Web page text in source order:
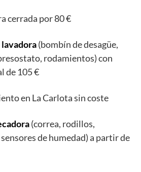
cerrada por 80 €
lavadora(bombín de desagüe,
rodamientos) con
de 105 €
en La Carlota sin coste
(correa, rodillos,
de humedad) a partir de